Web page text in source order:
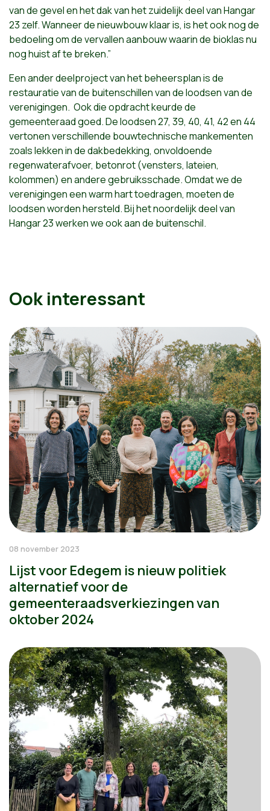
van de gevel en het dak van het zuidelijk deel van Hangar
23 zelf. Wanneer de nieuwbouw klaar is, is het ook nog de
bedoeling om de vervallen aanbouw waarin de bioklas nu
nog huist af te breken.”
Een ander deelproject van het beheersplan is de
restauratie van de buitenschillen van de loodsen van de
verenigingen. Ook die opdracht keurde de
gemeenteraad goed. De loodsen 27, 39, 40, 41, 42 en 44
vertonen verschillende bouwtechnische mankementen
zoals lekken in de dakbedekking, onvoldoende
regenwaterafvoer, betonrot (vensters, lateien,
kolommen) en andere gebruiksschade. Omdat we de
verenigingen een warm hart toedragen, moeten de
loodsen worden hersteld. Bij het noordelijk deel van
Hangar 23 werken we ook aan de buitenschil.
Ook interessant
08 november 2023
Lijst voor Edegem is nieuw politiek
alternatief voor de
gemeenteraadsverkiezingen van
oktober 2024